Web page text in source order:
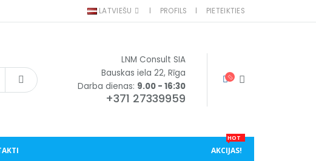
LATVIEŠU PROFILS PIETEIKTIES
LNM Consult SIA
Bauskas iela 22, Rīga
Darba dienas: 9.00 - 16:30
+371 27339959
AKCIJAS!
HOT